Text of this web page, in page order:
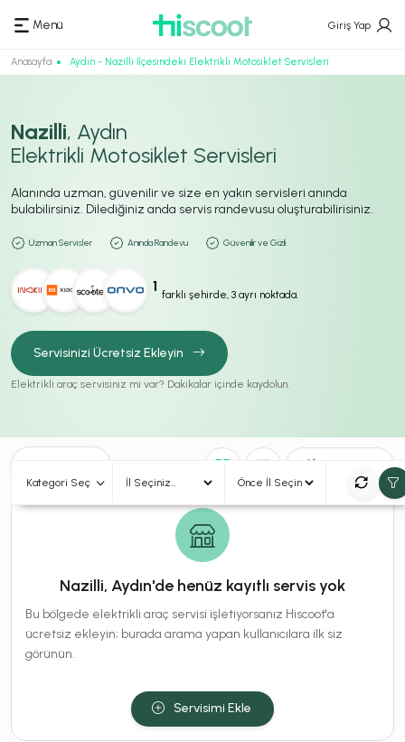
Menü Giriş Yap
Anasayfa Aydın - Nazilli İlçesindeki Elektrikli Motosiklet Servisleri
Nazilli, Aydın
Elektrikli Motosiklet Servisleri
Alanında uzman, güvenilir ve size en yakın servisleri anında
bulabilirsiniz. Dilediğiniz anda servis randevusu oluşturabilirisiniz.
Uzman Servisler Anında Randevu Güvenilir ve Gizli
1 farklı şehirde, 3 ayrı noktada.
Servisinizi Ücretsiz Ekleyin
Elektrikli araç servisiniz mi var? Dakikalar içinde kaydolun.
Kategori Seç
Nazilli, Aydın'de henüz kayıtlı servis yok
Bu bölgede elektrikli araç servisi işletiyorsanız Hiscoot'a
ücretsiz ekleyin; burada arama yapan kullanıcılara ilk siz
görünün.
Servisimi Ekle